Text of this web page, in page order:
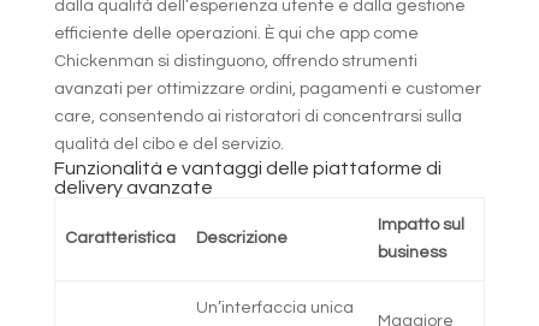
dalla qualità dell’esperienza utente e dalla gestione
efficiente delle operazioni. È qui che app come
Chickenman si distinguono, offrendo strumenti
avanzati per ottimizzare ordini, pagamenti e customer
care, consentendo ai ristoratori di concentrarsi sulla
qualità del cibo e del servizio.
Funzionalità e vantaggi delle piattaforme di
delivery avanzate
Caratteristica Descrizione
Impatto sul
business
Un’interfaccia unica
Maggiore